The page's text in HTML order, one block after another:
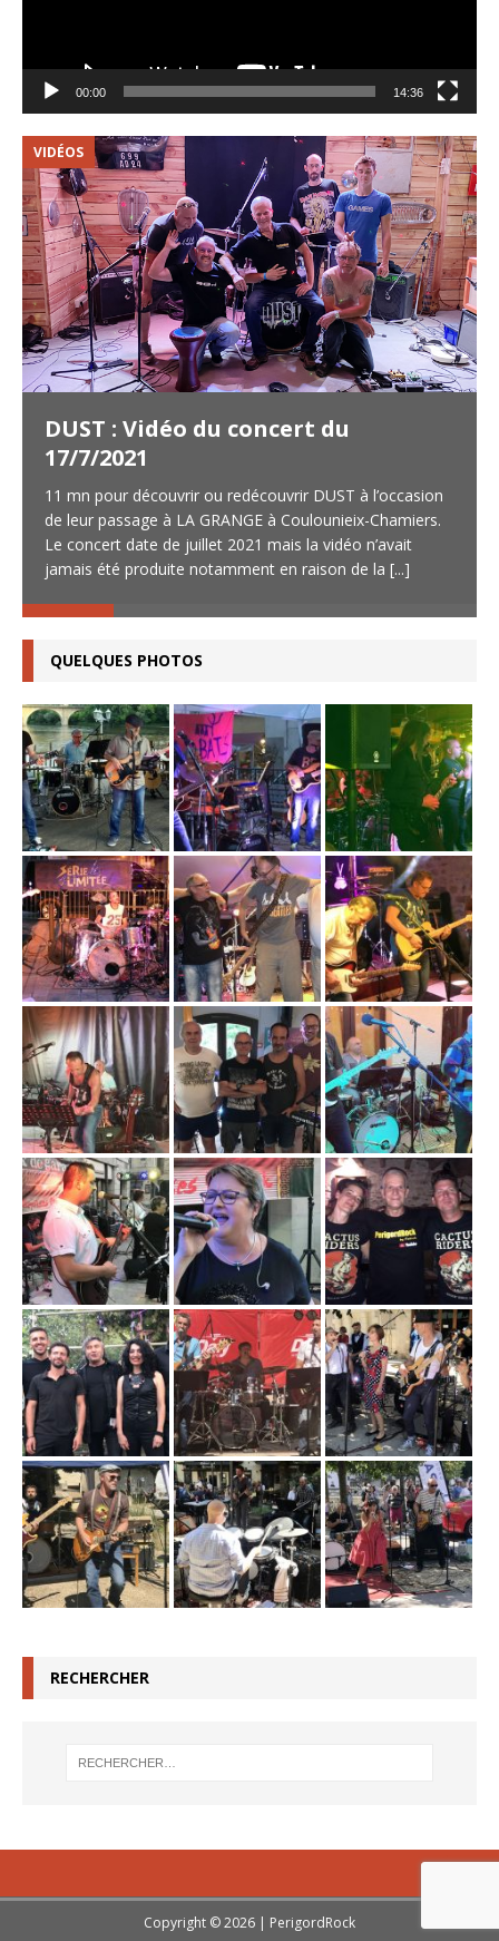
00:00 14:36
VIDÉOS
DUST : Vidéo du concert du
17/7/2021
11 mn pour découvrir ou redécouvrir DUST à l’occasion
de leur passage à LA GRANGE à Coulounieix-Chamiers.
Le concert date de juillet 2021 mais la vidéo n’avait
jamais été produite notamment en raison de la [...]
QUELQUES PHOTOS
RECHERCHER
Copyright © 2026 | PerigordRock